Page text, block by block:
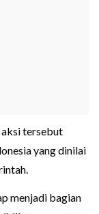
tersebut
yang dinilai
menjadi bagian